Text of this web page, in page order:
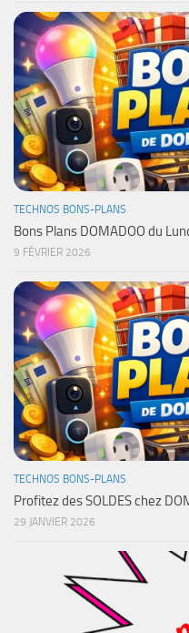
TECHNOS BONS-PLANS
Bons Plans DOMADOO du
9 FÉVRIER 2026
TECHNOS BONS-PLANS
Profitez des SOLDES chez
29 JANVIER 2026